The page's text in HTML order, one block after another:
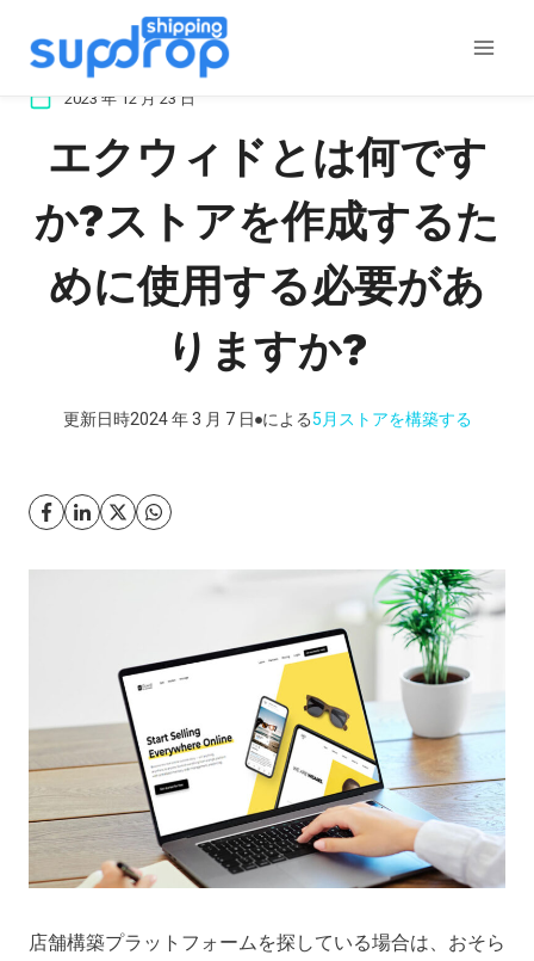
2023 年 12 月 23 日
エクウィドとは何です
か?ストアを作成するた
めに使用する必要があ
りますか?
更新日時2024 年 3 月 7 日 による5月 ストアを構築する
店舗構築プラットフォームを探している場合は、おそら